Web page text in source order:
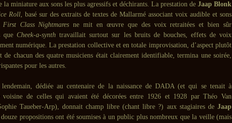
la miniature aux sons les plus agressifs et déchirants. La prestation de Jaap Blonk
Roll, basé sur des extraits de textes de Mallarmé associant voix audible et sons
First Class Nightmares ne mit en œuvre que des voix retraitées et bien sûr
queCheek-a-synth travaillait surtout sur les bruits de bouches, effets de voix
numérique. La prestation collective et en totale improvisation, d’aspect plutôt
de chacun des quatre musiciens était clairement identifiable, termina une soirée,
pour les autres.
dédiée au centenaire de la naissance de DADA (et qui se tenait à
voisine de celles qui avaient été décorées entre 1926 et 1928 par Théo Van
Taueber-Arp), donnait champ libre (chant libre ?) aux stagiaires deJaap
douze propositions ont été soumises à un public plus nombreux que la veille (mais